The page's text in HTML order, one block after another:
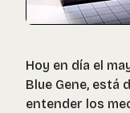
Hoy en día el
Blue Gene, está
entender los